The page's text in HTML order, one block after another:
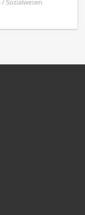
Sozialwesen